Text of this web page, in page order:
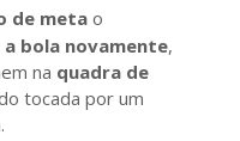
de metao
bola novamente,
na quadra de
tocada por um